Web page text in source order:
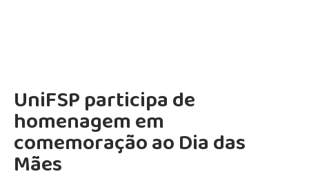
UniFSP participa de
homenagem em
comemoração ao Dia das
Mães